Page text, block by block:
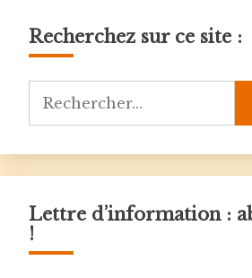
Recherchez sur ce site :
Lettre d’information :
!